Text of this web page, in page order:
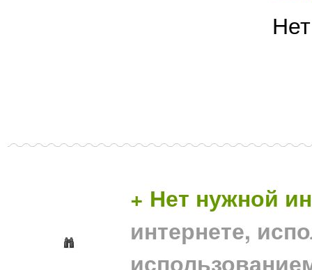
+ Нет нужной
интернете,